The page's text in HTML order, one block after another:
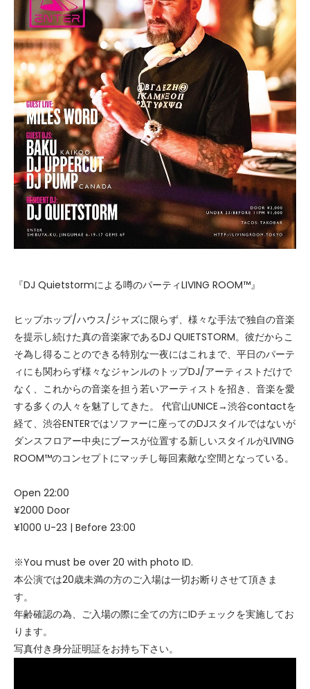
『DJ Quietstormによる噂のパーティLIVING ROOM™』
ヒップホップ/ハウス/ジャズに限らず、様々な手法で独自の音楽
を提示し続けた真の音楽家であるDJ QUIETSTORM。彼だからこ
そ為し得ることのできる特別な一夜にはこれまで、平日のパーテ
ィにも関わらず様々なジャンルのトップDJ/アーティストだけで
なく、これからの音楽を担う若いアーティストを招き、音楽を愛
する多くの人々を魅了してきた。 代官山UNICE→渋谷contactを
経て、渋谷ENTERではソファーに座ってのDJスタイルではないが
ダンスフロアー中央にブースが位置する新しいスタイルがLIVING
ROOM™のコンセプトにマッチし毎回素敵な空間となっている。
Open 22:00
¥2000 Door
¥1000 U-23 | Before 23:00
※You must be over 20 with photo ID.
本公演では20歳未満の方のご入場は一切お断りさせて頂きま
す。
年齢確認の為、ご入場の際に全ての方にIDチェックを実施してお
ります。
写真付き身分証明証をお持ち下さい。